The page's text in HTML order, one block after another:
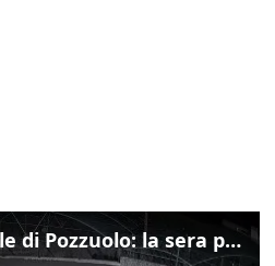
Ladri alla Comelstile di Pozzuolo: la sera prima il tentato furto a Buja, ecco le immagini